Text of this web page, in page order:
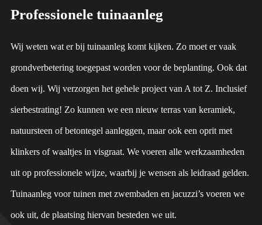
Professionele tuinaanleg
Wij weten wat er bij tuinaanleg komt kijken. Zo moet er vaak
grondverbetering toegepast worden voor de beplanting. Ook dat
doen wij. Wij verzorgen het gehele project van A tot Z. Inclusief
sierbestrating! Zo kunnen we een nieuw terras van keramiek,
natuursteen of betontegel aanleggen, maar ook een oprit met
klinkers of waaltjes in visgraat. We voeren alle werkzaamheden
uit op professionele wijze, waarbij je wensen als leidraad gelden.
Tuinaanleg voor tuinen met zwembaden en jacuzzi’s voeren we
ook uit, de plaatsing hiervan besteden we uit.